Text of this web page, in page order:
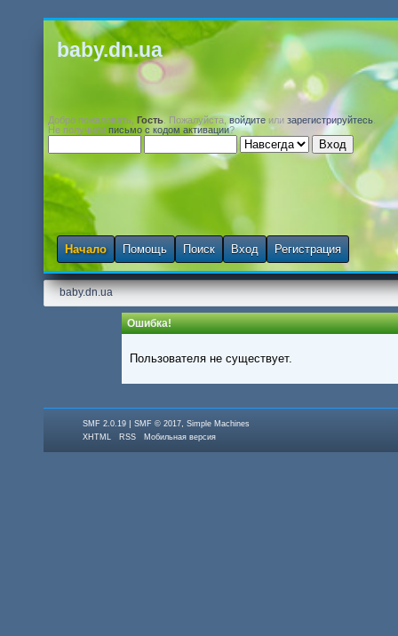
baby.dn.ua
Добро пожаловать, Гость . Пожалуйста,войдите или зарегистрируйтесь
Не получили письмо с кодом активации?
Начало Помощь Поиск Вход Регистрация
baby.dn.ua
Ошибка!
Пользователя не существует.
SMF 2.0.19 |SMF © 2017 ,Simple Machines
XHTML
RSS Мобильная версия